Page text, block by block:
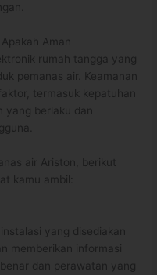
Aman
rumah tangga yang
pemanas air. Keamanan
termasuk kepatuhan
yang berlaku dan
air Ariston, berikut
kamu ambil:
yang disediakan
memberikan informasi
dan perawatan yang